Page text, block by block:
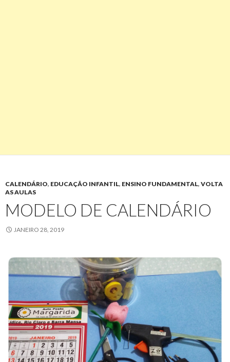
CALENDÁRIO, EDUCAÇÃO INFANTIL, ENSINO FUNDAMENTAL, VOLTA
AS AULAS
MODELO DE CALENDÁRIO
JANEIRO 28, 2019